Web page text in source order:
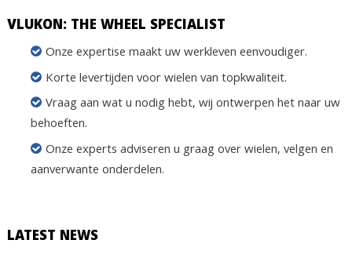
VLUKON: THE WHEEL SPECIALIST
Onze expertise maakt uw werkleven eenvoudiger.
Korte levertijden voor wielen van topkwaliteit.
Vraag aan wat u nodig hebt, wij ontwerpen het naar uw
behoeften.
Onze experts adviseren u graag over wielen, velgen en
aanverwante onderdelen.
LATEST NEWS